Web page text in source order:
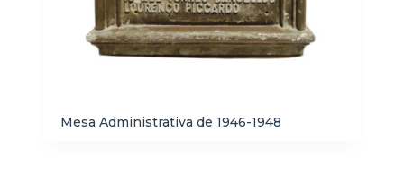
Mesa Administrativa de 1946-1948